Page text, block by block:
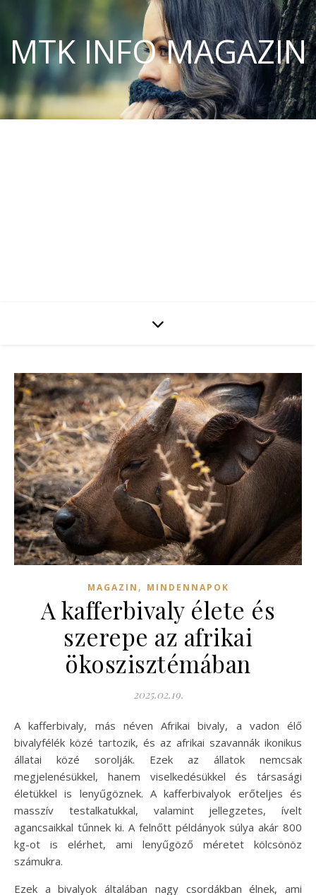
MTK INFO MAGAZIN
MAGAZIN , MINDENNAPOK
A kafferbivaly élete és
szerepe az afrikai
ökoszisztémában
2025.02.19.
A kafferbivaly, más néven Afrikai bivaly, a vadon élő
bivalyfélék közé tartozik, és az afrikai szavannák ikonikus
állatai közé sorolják. Ezek az állatok nemcsak
megjelenésükkel, hanem viselkedésükkel és társasági
életükkel is lenyűgöznek. A kafferbivalyok erőteljes és
masszív testalkatukkal, valamint jellegzetes, ívelt
agancsaikkal tűnnek ki. A felnőtt példányok súlya akár 800
kg-ot is elérhet, ami lenyűgöző méretet kölcsönöz
számukra.
Ezek a bivalyok általában nagy csordákban élnek, ami